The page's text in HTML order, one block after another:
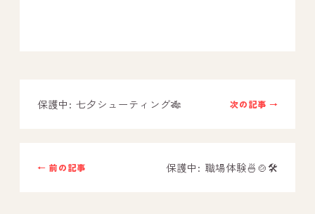
スタッフブログ
－ 福津事業所のブログ
次の記事 →
保護中: 七夕シューティング🎋
← 前の記事 保護中: 職場体験🍜🍲🛠